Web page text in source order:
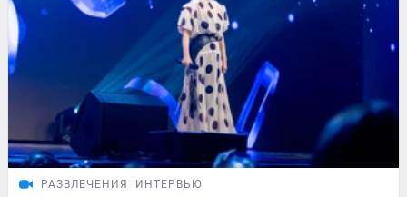
РАЗВЛЕЧЕНИЯ ИНТЕРВЬЮ